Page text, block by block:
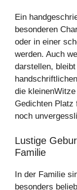
Ein
besonderen
oder in einer
werden. Auch
darstellen,
die
Gedichten Platz
noch
Lustige
Familie
In der Familie
besonders